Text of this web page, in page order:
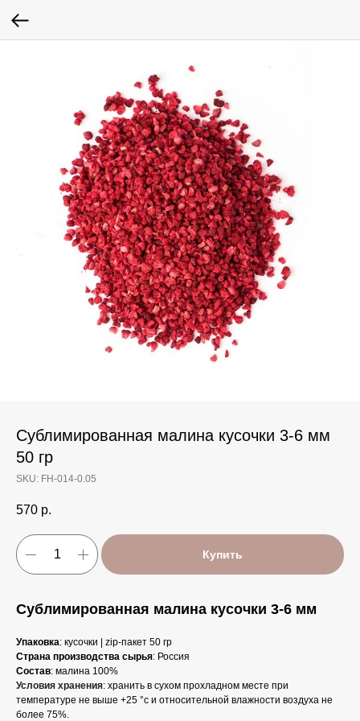
Сублимированная малина кусочки 3-6 мм
50 гр
SKU: FH-014-0.05
570 р.
Купить
Сублимированная малина кусочки 3-6 мм
Упаковка: кусочки | zip-пакет 50 гр
Страна производства сырья: Россия
Состав: малина 100%
Условия хранения: хранить в сухом прохладном месте при
температуре не выше +25 °с и относительной влажности воздуха не
более 75%.